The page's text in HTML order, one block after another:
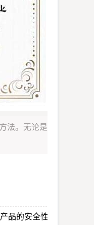
法。无论是
品的安全性